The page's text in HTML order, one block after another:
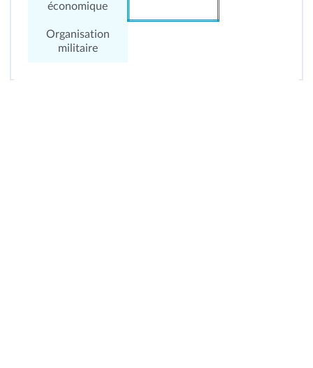
économique
Organisation
militaire